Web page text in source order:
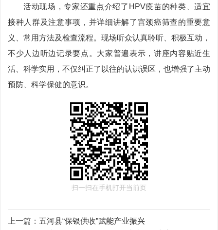
活动现场，专家还重点介绍了HPV疫苗的种类、适宜
接种人群及注意事项，并详细讲解了宫颈癌筛查的重要意
义、常用方法及检查流程。现场听众认真聆听、积极互动，
不少人边听边记录要点。大家普遍表示，讲座内容贴近生
活、科学实用，不仅纠正了以往的认识误区，也增强了主动
预防、科学保健的意识。
扫一扫在手机打开当前页
上一篇： 五河县“保银供收”赋能产业振兴